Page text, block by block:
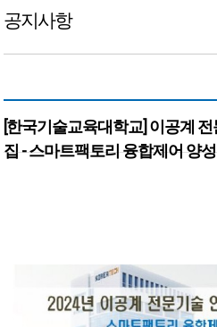
공지사항
[한국기술교육대학교] 이공계
집 - 스마트팩토리 융합제어 양
본문